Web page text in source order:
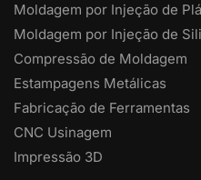
Moldagem por Injeção de
Moldagem por Injeção de
Compressão de Moldagem
Estampagens Metálicas
Fabricação de Ferramentas
CNC Usinagem
Impressão 3D